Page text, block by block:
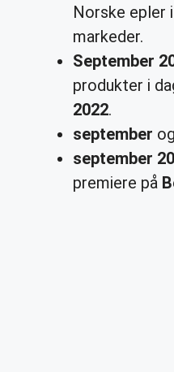
Norske epler
markeder.
September
produkter i
2022.
september
september
premiere på